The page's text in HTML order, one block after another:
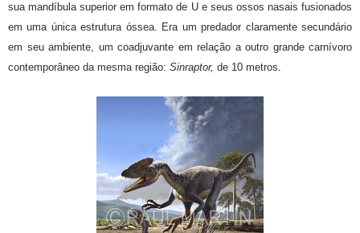
sua mandíbula superior em formato de U e seus ossos nasais fusionados
em uma única estrutura óssea. Era um predador claramente secundário
em seu ambiente, um coadjuvante em relação a outro grande carnívoro
contemporâneo da mesma região: Sinraptor, de 10 metros.